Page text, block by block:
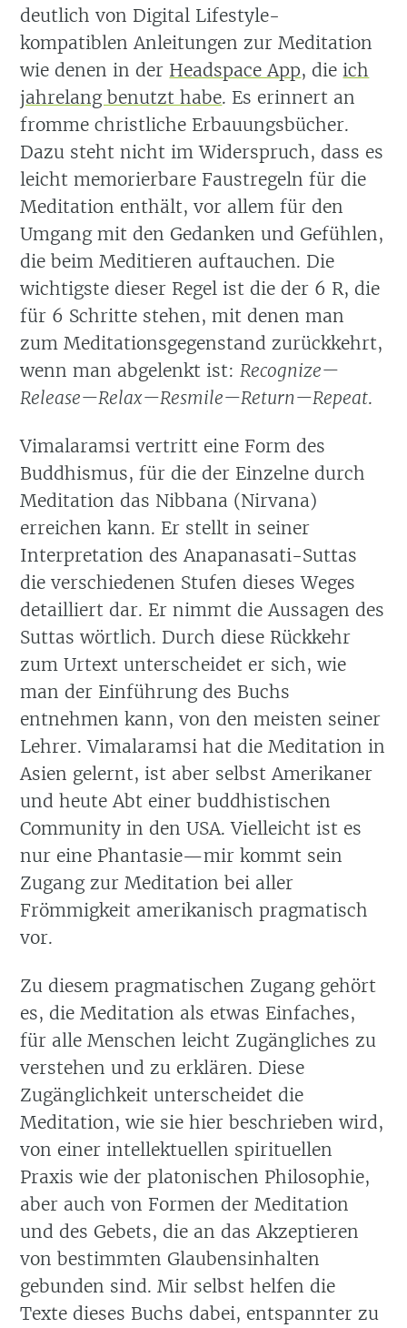
deutlich von Digital Lifestyle-
kompatiblen Anleitungen zur Meditation
wie denen in der Headspace App, dieich
jahrelang benutzt habe. Es erinnert an
fromme christliche Erbauungsbücher.
Dazu steht nicht im Widerspruch, dass es
leicht memorierbare Faustregeln für die
Meditation enthält, vor allem für den
Umgang mit den Gedanken und Gefühlen,
die beim Meditieren auftauchen. Die
wichtigste dieser Regel ist die der 6 R, die
für 6 Schritte stehen, mit denen man
zum Meditationsgegenstand zurückkehrt,
wenn man abgelenkt ist:Recognize—
Release—Relax—Resmile—Return—Repeat.
Vimalaramsi vertritt eine Form des
Buddhismus, für die der Einzelne durch
Meditation das Nibbana (Nirvana)
erreichen kann. Er stellt in seiner
Interpretation des Anapanasati-Suttas
die verschiedenen Stufen dieses Weges
detailliert dar. Er nimmt die Aussagen des
Suttas wörtlich. Durch diese Rückkehr
zum Urtext unterscheidet er sich, wie
man der Einführung des Buchs
entnehmen kann, von den meisten seiner
Lehrer. Vimalaramsi hat die Meditation in
Asien gelernt, ist aber selbst Amerikaner
und heute Abt einer buddhistischen
Community in den USA. Vielleicht ist es
nur eine Phantasie—mir kommt sein
Zugang zur Meditation bei aller
Frömmigkeit amerikanisch pragmatisch
vor.
Zu diesem pragmatischen Zugang gehört
es, die Meditation als etwas Einfaches,
für alle Menschen leicht Zugängliches zu
verstehen und zu erklären. Diese
Zugänglichkeit unterscheidet die
Meditation, wie sie hier beschrieben wird,
von einer intellektuellen spirituellen
Praxis wie der platonischen Philosophie,
aber auch von Formen der Meditation
und des Gebets, die an das Akzeptieren
von bestimmten Glaubensinhalten
gebunden sind. Mir selbst helfen die
Texte dieses Buchs dabei, entspannter zu